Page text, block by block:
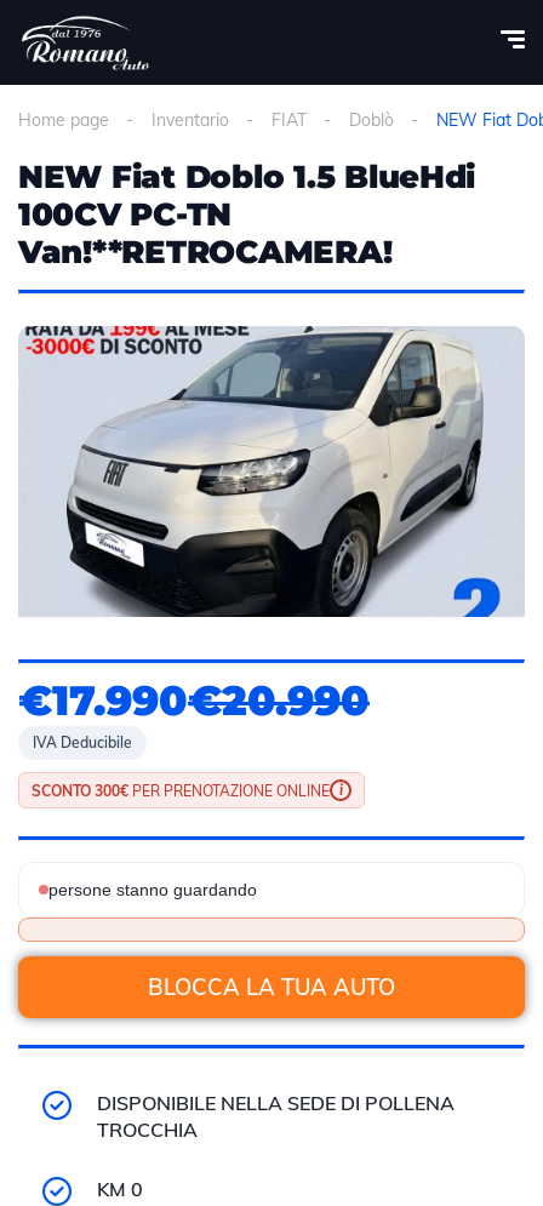
Home page Inventario FIAT Doblò NEW Fiat
NEW Fiat Doblo 1.5 BlueHdi
100CV PC-TN
Van!**RETROCAMERA!
€17.990€20.990
IVA Deducibile
SCONTO 300€ PER PRENOTAZIONE ONLINE i
persone stanno guardando
BLOCCA LA TUA AUTO
DISPONIBILE NELLA SEDE DI POLLENA
TROCCHIA
KM 0